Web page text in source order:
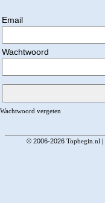
Email
Wachtwoord
Wachtwoord vergeten
© 2006-2026 Topbegin.nl |